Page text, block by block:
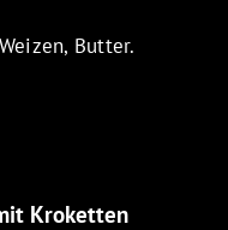
Butter.
Kroketten